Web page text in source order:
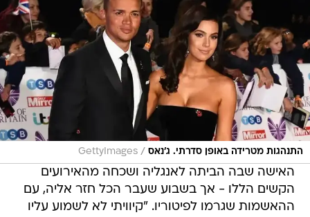
התנהגות מטרידה באופן סדרתי. ג'נאס /
GettyImages
האישה שבה הביתה לאנגליה ושכחה מהאירועים
הקשים הללו - אך בשבוע שעבר הכל חזר אליה, עם
ההאשמות שגרמו לפיטוריו. "קיוויתי לא לשמוע עליו